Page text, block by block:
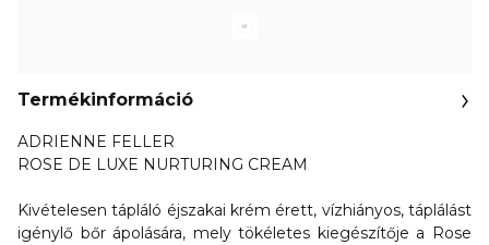
Termékinformáció
ADRIENNE FELLER
ROSE DE LUXE NURTURING CREAM
Kivételesen tápláló éjszakai krém érett, vízhiányos, táplálást
igénylő bőr ápolására, mely tökéletes kiegészítője a Rose